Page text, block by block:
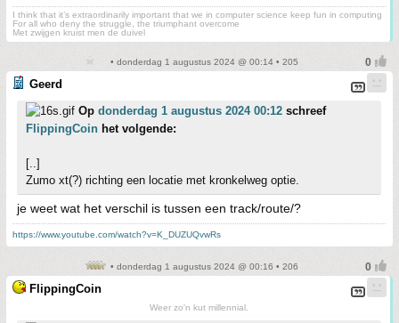
I think that it’s extraordinarily important that we in computer science keep fun in computing
For all who deny the struggle, the triumphant overcome
Met zwijgen kruist men de duivel
• donderdag 1 augustus 2024 @ 00:14 • 205
Geerd
Op donderdag 1 augustus 2024 00:12 schreef
FlippingCoin het volgende:
[..]
Zumo xt(?) richting een locatie met kronkelweg optie.
je weet wat het verschil is tussen een track/route/?
https://www.youtube.com/watch?v=K_DUZUQvwRs
• donderdag 1 augustus 2024 @ 00:16 • 206
FlippingCoin
Weer zo'n kut millennial.